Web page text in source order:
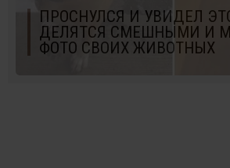
ПРОСНУЛСЯ И УВИДЕЛ
ДЕЛЯТСЯ СМЕШНЫМИ И
ФОТО СВОИХ ЖИВОТНЫХ